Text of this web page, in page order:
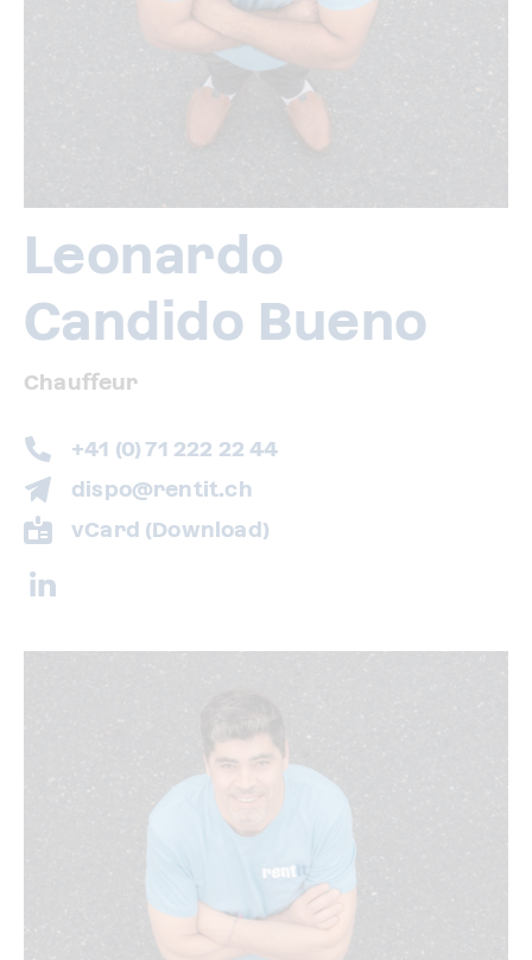
Leonardo
Candido Bueno
Chauffeur
+41 (0) 71 222 22 44
dispo@rentit.ch
vCard (Download)